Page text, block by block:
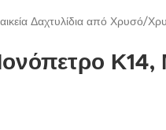
Δαχτυλίδια από Χρυσό